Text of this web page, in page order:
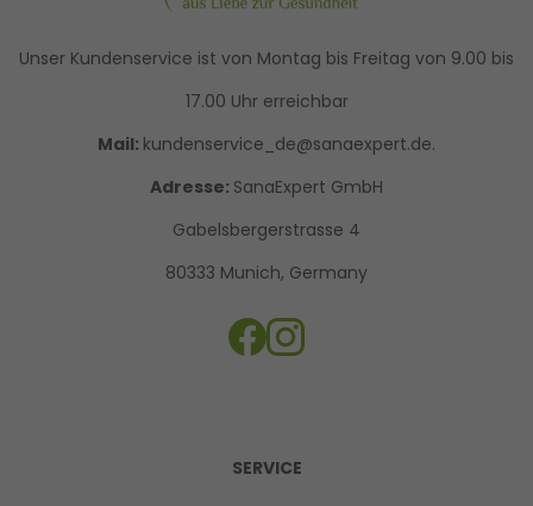
Unser Kundenservice ist von Montag bis Freitag von 9.00 bis
17.00 Uhr erreichbar
Mail: kundenservice_de@sanaexpert.de.
Adresse: SanaExpert GmbH
Gabelsbergerstrasse 4
80333 Munich, Germany
SERVICE